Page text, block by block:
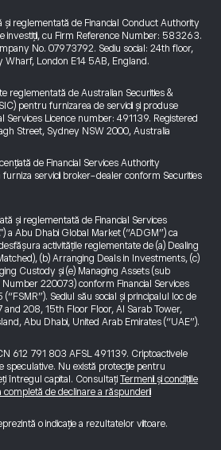
și reglementată de Financial Conduct Authority
investiții, cu Firm Reference Number: 583263.
No. 07973792. Sediu social: 24th floor,
Wharf, London E14 5AB, England.
reglementată de Australian Securities &
pentru furnizarea de servicii și produse
Services Licence number: 491139. Registered
Street, Sydney NSW 2000, Australia
de Financial Services Authority
furniza servicii broker-dealer conform Securities
și reglementată de Financial Services
a Abu Dhabi Global Market (“ADGM”) ca
activitățile reglementate de (a) Dealing
(b) Arranging Deals in Investments, (c)
Custody și (e) Managing Assets (sub
Number 220073) conform Financial Services
Sediul său social și principalul loc de
and 208, 15th Floor Floor, Al Sarab Tower,
Abu Dhabi, United Arab Emirates (“UAE”).
612 791 803 AFSL 491139. Criptoactivele
speculative. Nu există protecție pentru
întregul capital. Consultați Termenii și condițiile
completă de declinare a răspunderii
o indicație a rezultatelor viitoare.